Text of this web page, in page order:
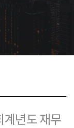
년도 재무